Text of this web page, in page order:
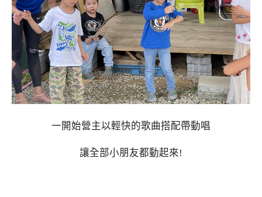
一開始營主以輕快的歌曲搭配帶動唱
讓全部小朋友都動起來!